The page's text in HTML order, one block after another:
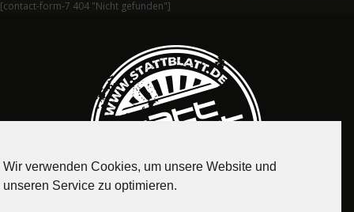
[contact-form-7 404 "Nicht gefunden"]
Wir verwenden Cookies, um unsere Website und
unseren Service zu optimieren.